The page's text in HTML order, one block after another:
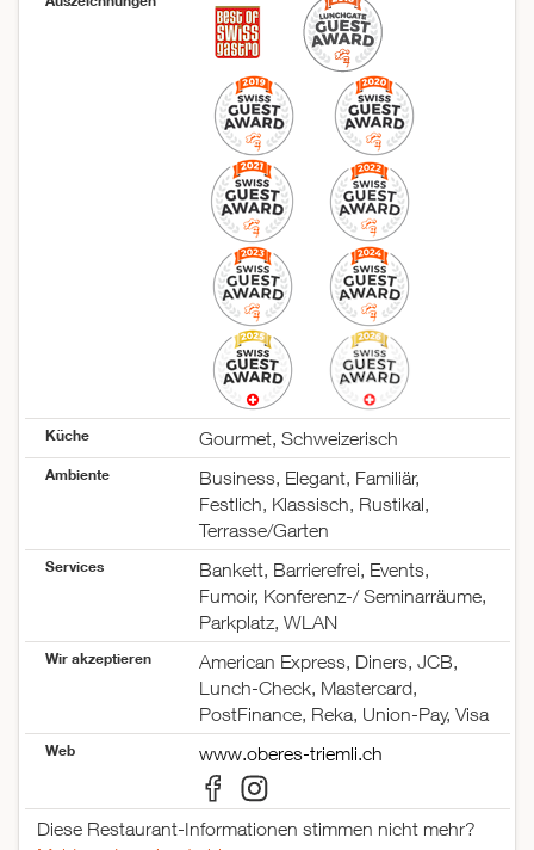
Küche Gourmet, Schweizerisch
Ambiente
Business, Elegant, Familiär,
Festlich, Klassisch, Rustikal,
Terrasse/Garten
Services
Bankett, Barrierefrei, Events,
Fumoir, Konferenz-/ Seminarräume,
Parkplatz, WLAN
Wir akzeptieren
American Express, Diners, JCB,
Lunch-Check, Mastercard,
PostFinance, Reka, Union-Pay, Visa
Web www.oberes-triemli.ch
Diese Restaurant-Informationen stimmen nicht mehr?